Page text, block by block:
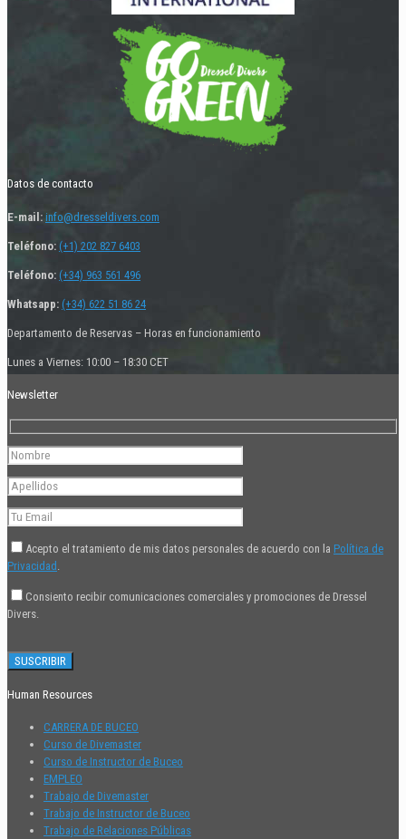
Datos de contacto
E-mail: info@dresseldivers.com
Teléfono: (+1) 202 827 6403
Teléfono: (+34) 963 561 496
Whatsapp: (+34) 622 51 86 24
Departamento de Reservas – Horas en funcionamiento
Lunes a Viernes: 10:00 – 18:30 CET
Newsletter
Acepto el tratamiento de mis datos personales de acuerdo con la Política de
Privacidad
Consiento recibir comunicaciones comerciales y promociones de Dressel
Divers.
Human Resources
CARRERA DE BUCEO
Curso de Divemaster
Curso de Instructor de Buceo
EMPLEO
Trabajo de Divemaster
Trabajo de Instructor de Buceo
Trabajo de Relaciones Públicas